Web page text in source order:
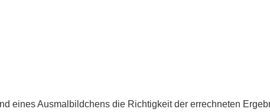
eines Ausmalbildchens die Richtigkeit der errechneten